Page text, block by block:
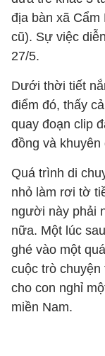
địa bàn xã Cẩm
cũ). Sự việc
27/5.
Dưới thời tiết
điểm đó, thấy
quay đoạn clip
đồng và
Quá trình di
nhỏ làm rơi tờ
người này phải
nữa. Một lúc
ghé vào một
cuộc trò
cho con nghỉ
miền Nam.